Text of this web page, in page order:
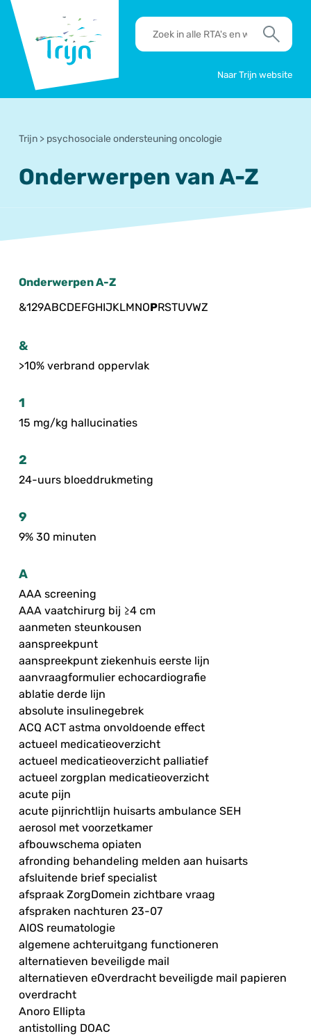
Trijn
RTA's
en
Zoek
Naar Trijn website
Trijn > psychosociale ondersteuning oncologie
Onderwerpen van A-Z
Onderwerpen A-Z
&129ABCDEFGHIJKLMNOPRSTUVWZ
&
>10% verbrand oppervlak
1
15 mg/kg hallucinaties
2
24-uurs bloeddrukmeting
9
9% 30 minuten
A
AAA screening
AAA vaatchirurg bij ≥4 cm
aanmeten steunkousen
aanspreekpunt
aanspreekpunt ziekenhuis eerste lijn
aanvraagformulier echocardiografie
ablatie derde lijn
absolute insulinegebrek
ACQ ACT astma onvoldoende effect
actueel medicatieoverzicht
actueel medicatieoverzicht palliatief
actueel zorgplan medicatieoverzicht
acute pijn
acute pijnrichtlijn huisarts ambulance SEH
aerosol met voorzetkamer
afbouwschema opiaten
afronding behandeling melden aan huisarts
afsluitende brief specialist
afspraak ZorgDomein zichtbare vraag
afspraken nachturen 23-07
AIOS reumatologie
algemene achteruitgang functioneren
alternatieven beveiligde mail
alternatieven eOverdracht beveiligde mail papieren
overdracht
Anoro Ellipta
antistolling DOAC